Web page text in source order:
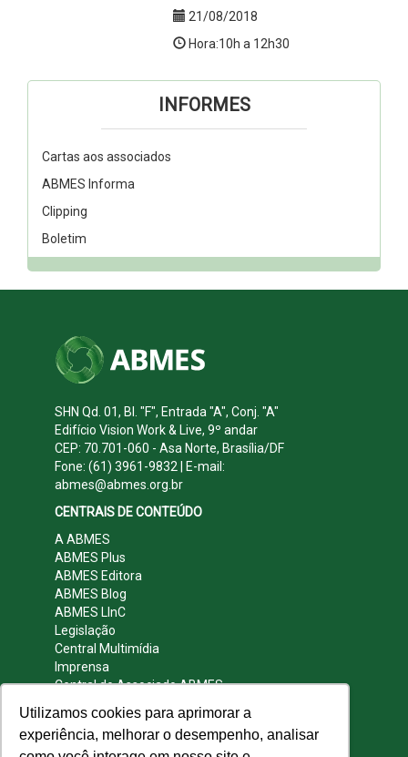
Utilizamos cookies para aprimorar a
experiência, melhorar o desempenho, analisar
21/08/2018
Hora:10h a 12h30
INFORMES
Cartas aos associados
ABMES Informa
Clipping
Boletim
SHN Qd. 01, Bl. "F", Entrada "A", Conj. "A"
Edifício Vision Work & Live, 9º andar
CEP: 70.701-060 - Asa Norte, Brasília/DF
Fone: (61) 3961-9832 | E-mail:
abmes@abmes.org.br
CENTRAIS DE CONTEÚDO
A ABMES
ABMES Plus
ABMES Editora
ABMES Blog
ABMES LInC
Legislação
Central Multimídia
Imprensa
Central do Associado ABMES
REDES SOCIAIS